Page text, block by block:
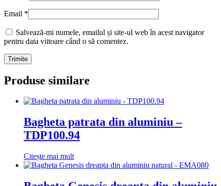
Email *
Salvează-mi numele, emailul și site-ul web în acest navigator
pentru data viitoare când o să comentez.
Produse similare
Bagheta patrata din aluminiu –
TDP100.94
Citește mai mult